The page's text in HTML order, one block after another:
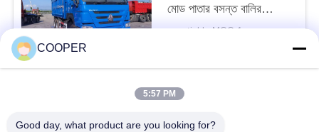
মোড পাতার বসন্ত বালির
পরিবহন এলএইচডি
negotiable MOQ:1
COOPER
5:57 PM
Good day, what product are you looking for?